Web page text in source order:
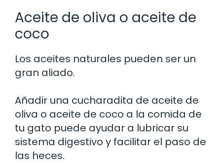
Aceite de oliva o aceite de
coco
Los aceites naturales pueden ser un
gran aliado.
Añadir una cucharadita de aceite de
oliva o aceite de coco a la comida de
tu gato puede ayudar a lubricar su
sistema digestivo y facilitar el paso de
las heces.